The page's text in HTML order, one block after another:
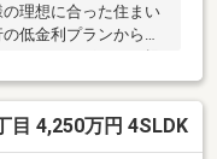
理想に合った住まい
低金利プランから地
できるアドバイスを
心して住まい探しを
まずはお気軽にご相
目 4,250万円 4SLDK